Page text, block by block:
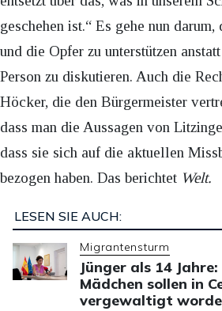
geschehen ist.“ Es gehe nun
und die Opfer zu unterstützen
Person zu diskutieren. Auch die
Höcker, die den Bürgermeister
dass man die Aussagen von
dass sie sich auf die aktuellen
bezogen haben. Das berichtet Welt.
LESEN SIE AUCH:
Migrantensturm
Jünger als 14
Mädchen sollen in
vergewaltigt